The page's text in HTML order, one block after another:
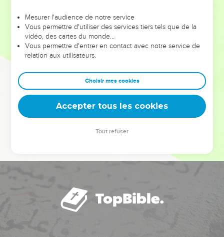
leur foi ou leur vision. Mais on voit moins les doutes, les erreurs
et les saisons difficiles qu'ils ont traversés, alors même que ce
sont elles qui les ont façonnés.
Dans cette conférence, leaders, entrepreneurs, et responsables
clés pour avancer avec plus de sagesse afin que leurs erreurs
deviennent vos tremplins. Que vous guidiez un ministère, une
équipe, un groupe ou une famille, leur expérience est faite
Mesurer l'audience de notre service
Vous permettre d'utiliser des services tiers tels que de la
vidéo, des cartes du monde…
Vous permettre d'entrer en contact avec notre service de
relation aux utilisateurs.
Choisir mes cookies
Accepter tous les cookies
Tout refuser